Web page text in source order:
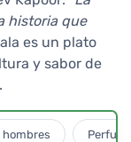
historia que
es un plato
y sabor de
hombres